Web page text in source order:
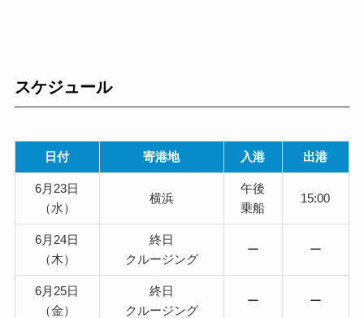
スケジュール
日付 寄港地 入港 出港
6月23日
（水）
横浜
午後
乗船
15:00
6月24日
（木）
終日
クルージング
ー ー
6月25日
（金）
終日
クルージング
ー ー